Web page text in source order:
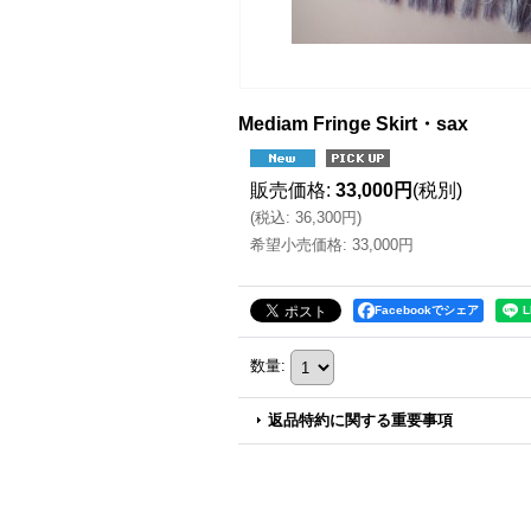
Mediam Fringe Skirt・sax
販売価格: 33,000円 (税別)
(税込: 36,300円)
希望小売価格: 33,000円
Facebookでシェア
数量:
返品特約に関する重要事項